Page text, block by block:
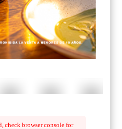
check browser console for